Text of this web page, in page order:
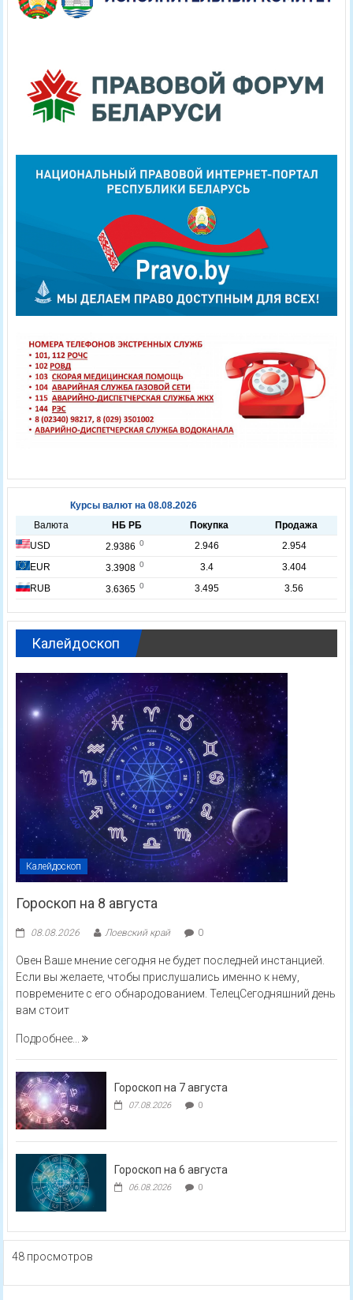
Калейдоскоп
Калейдоскоп
Гороскоп на 8 августа
08.08.2026 Лоевский край 0
Овен Ваше мнение сегодня не будет последней инстанцией.
Если вы желаете, чтобы прислушались именно к нему,
повремените с его обнародованием. ТелецСегодняшний день
вам стоит
Подробнее...
Гороскоп на 7 августа
07.08.2026 0
Гороскоп на 6 августа
06.08.2026 0
48 просмотров